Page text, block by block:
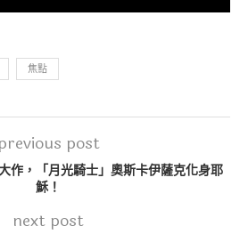
焦點
previous post
作，「月光騎士」奧斯卡伊薩克化身耶
穌！
next post